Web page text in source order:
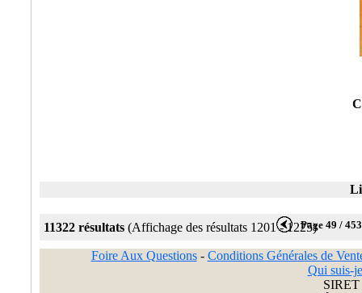
11322 résultats (Affichage des résultats 1201 - 1225)Page 49 / 453
Foire Aux Questions- Conditions Générales de
Qui suis-
SIRET